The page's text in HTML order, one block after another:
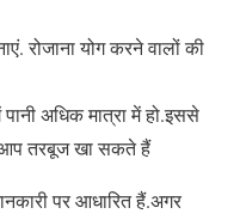
रोजाना योग करने वालों की
अधिक मात्रा में हो.इससे
तरबूज खा सकते हैं
पर आधारित हैं.अगर